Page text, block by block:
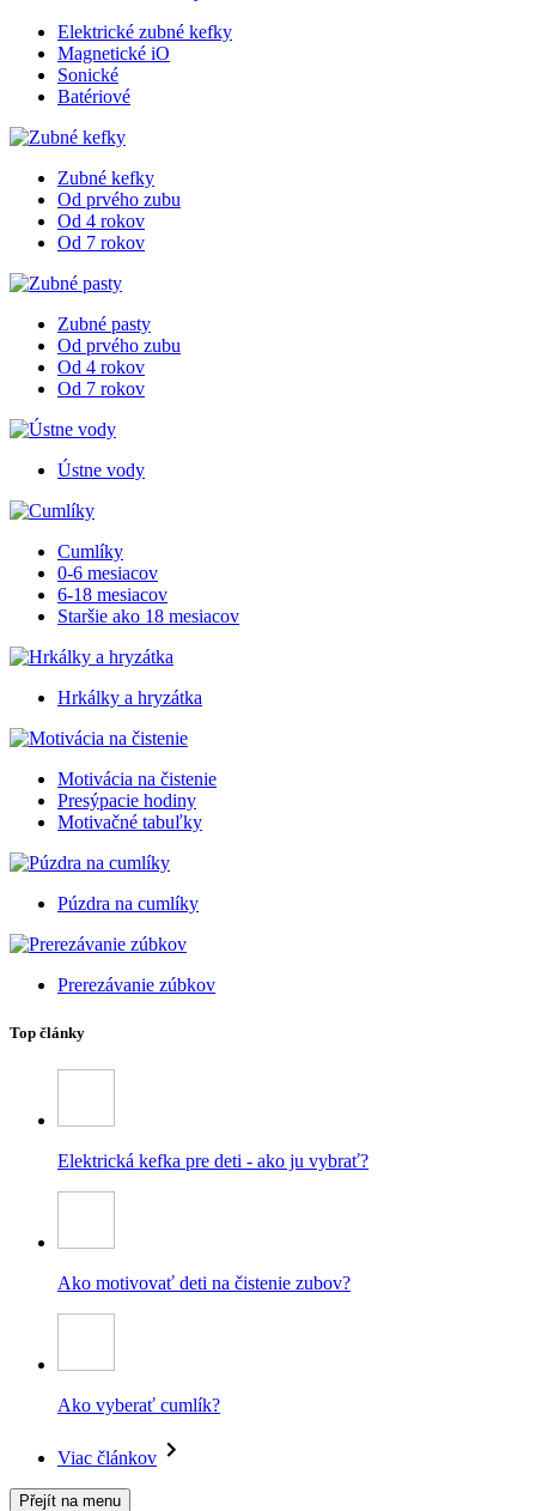
Elektrické zubné kefky
Magnetické iO
Sonické
Batériové
Zubné kefky
Od prvého zubu
Od 4 rokov
Od 7 rokov
Zubné pasty
Od prvého zubu
Od 4 rokov
Od 7 rokov
Ústne vody
Cumlíky
0-6 mesiacov
6-18 mesiacov
Staršie ako 18 mesiacov
Hrkálky a hryzátka
Motivácia na čistenie
Presýpacie hodiny
Motivačné tabuľky
Púzdra na cumlíky
Prerezávanie zúbkov
Top články
Elektrická kefka pre deti - ako ju vybrať?
Ako motivovať deti na čistenie zubov?
Ako vyberať cumlík?
Viac článkov
Přejít na menu